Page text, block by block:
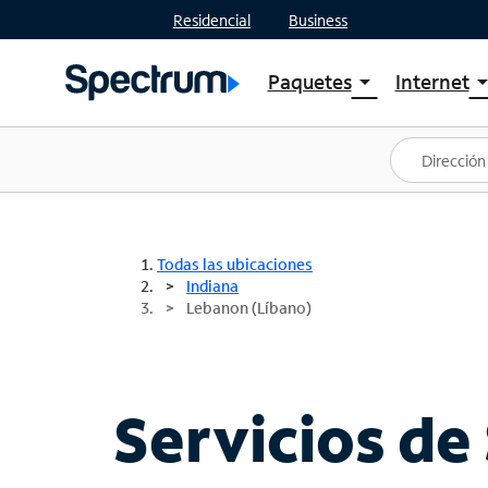
Residencial Business
Paquetesarrow_drop_down
Ver paquetes
Spectrum One
Mejores ofertas
Internetarrow_drop_down
Planes
Todas las ubicaciones
Indiana
Lebanon (Líbano)
Servicios